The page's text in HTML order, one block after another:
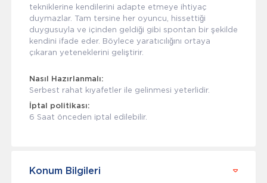
tekniklerine kendilerini adapte etmeye ihtiyaç
duymazlar. Tam tersine her oyuncu, hissettiği
duygusuyla ve içinden geldiği gibi spontan bir şekilde
kendini ifade eder. Böylece yaratıcılığını ortaya
çıkaran yeteneklerini geliştirir.
Nasıl Hazırlanmalı:
Serbest rahat kıyafetler ile gelinmesi yeterlidir.
İptal politikası:
6 Saat önceden iptal edilebilir.
Konum Bilgileri